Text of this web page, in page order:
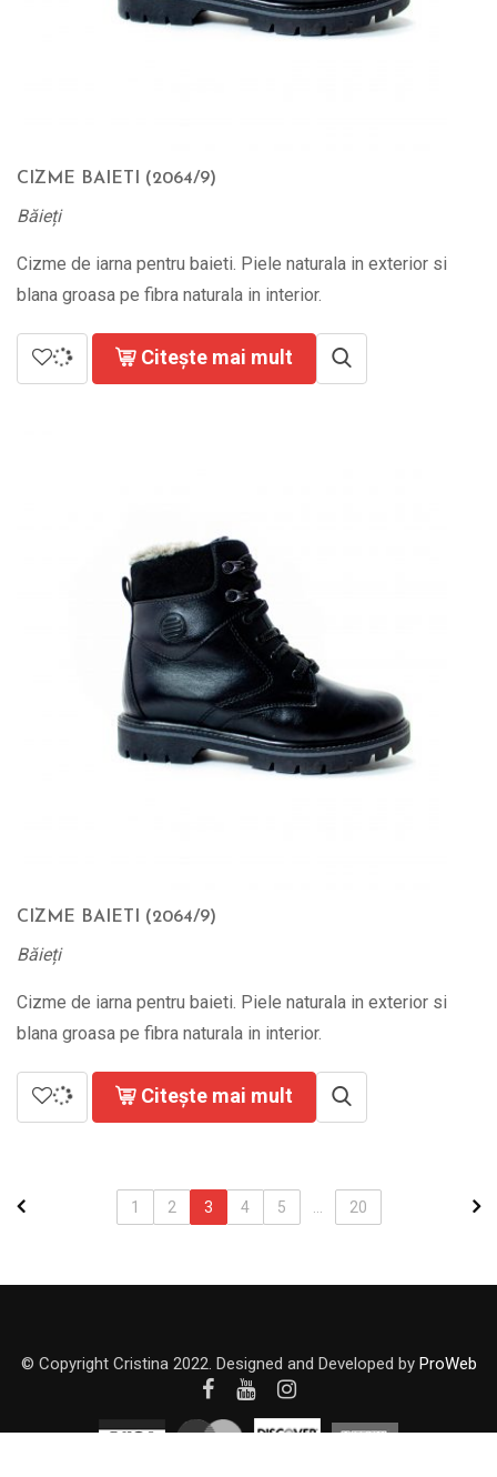
CIZME BAIETI (2064/9)
Băieți
Cizme de iarna pentru baieti. Piele naturala in exterior si
blana groasa pe fibra naturala in interior.
Citește mai mult
CIZME BAIETI (2064/9)
Băieți
Cizme de iarna pentru baieti. Piele naturala in exterior si
blana groasa pe fibra naturala in interior.
Citește mai mult
1 2 3 4 5 20
© Copyright Cristina 2022. Designed and Developed by ProWeb